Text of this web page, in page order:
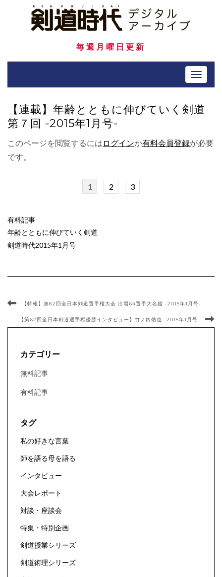
毎週月曜日更新
Toggle
【連載】年齢とともに伸びていく剣道
第７回 -2015年1月号-
このページを閲覧するには ログインか有料会員登録が必要
です。
1 2 3
有料記事
年齢とともに伸びていく剣道
剣道時代2015年1月号
【特報】第62回全日本剣道選手権大会 出場64選手大名鑑 -2015年1月号-
【第62回全日本剣道選手権優勝インタビュー】竹ノ内佑也 -2015年1月号-
カテゴリー
無料記事
有料記事
タグ
私の好きな言葉
師を語る母を語る
インタビュー
大会レポート
対談・座談会
特集・特別企画
剣道授業シリーズ
剣道術理シリーズ